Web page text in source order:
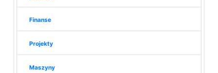
Finanse
Projekty
Maszyny